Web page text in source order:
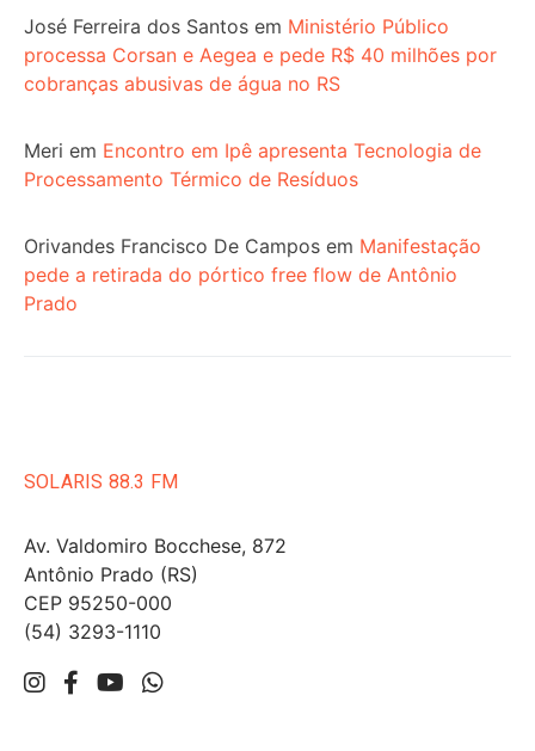
José Ferreira dos Santos em Ministério Público
processa Corsan e Aegea e pede R$ 40 milhões por
cobranças abusivas de água no RS
Meri em Encontro em Ipê apresenta Tecnologia de
Processamento Térmico de Resíduos
Orivandes Francisco De Campos em Manifestação
pede a retirada do pórtico free flow de Antônio
Prado
SOLARIS 88.3 FM
Av. Valdomiro Bocchese, 872
Antônio Prado (RS)
CEP 95250-000
(54) 3293-1110